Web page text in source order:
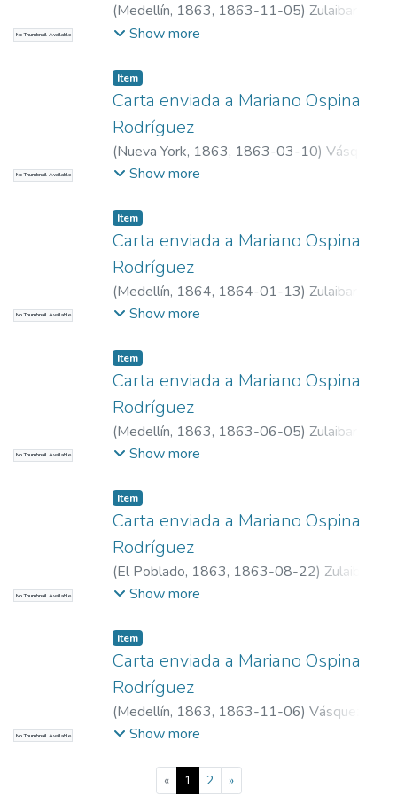
No Thumbnail Available
(Medellín, 1863, 1863-11-05) Zulaibar
Santamaría, Mercedes, m. 1875
Show more
No Thumbnail Available
Item
Carta enviada a Mariano Ospina
Rodríguez
(Nueva York, 1863, 1863-03-10) Vásquez
Jaramillo, Uladislao 1834-1877
Show more
No Thumbnail Available
Item
Carta enviada a Mariano Ospina
Rodríguez
(Medellín, 1864, 1864-01-13) Zulaibar
Santamaría, Mercedes, m. 1875
Show more
No Thumbnail Available
Item
Carta enviada a Mariano Ospina
Rodríguez
(Medellín, 1863, 1863-06-05) Zulaibar
Santamaría, Mercedes, m. 1875
Show more
No Thumbnail Available
Item
Carta enviada a Mariano Ospina
Rodríguez
(El Poblado, 1863, 1863-08-22) Zulaibar
Santamaría, Mercedes, m. 1875
Show more
No Thumbnail Available
Item
Carta enviada a Mariano Ospina
Rodríguez
(Medellín, 1863, 1863-11-06) Vásquez
Calle, Julián, 1809-1884
Show more
« 1(current)
2 »